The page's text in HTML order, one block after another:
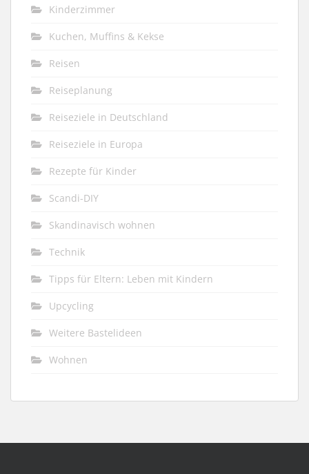
Kinderzimmer
Kuchen, Muffins & Kekse
Reisen
Reiseplanung
Reiseziele in Deutschland
Reiseziele in Europa
Rezepte für Kinder
Scandi-DIY
Skandinavisch wohnen
Technik
Tipps für Eltern: Leben mit Kindern
Upcycling
Weitere Bastelideen
Wohnen